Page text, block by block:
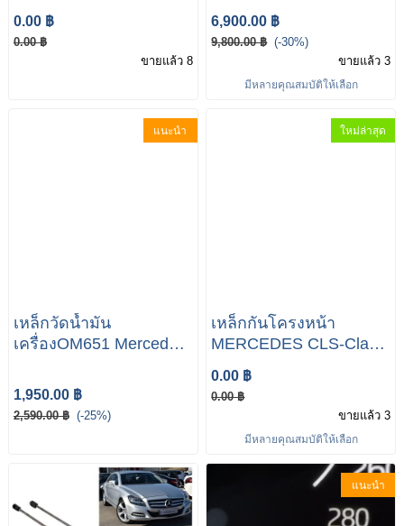
W218Water Pump
A6512007701
0.00 ฿
0.00 ฿
ขายแล้ว 8
FRONT UNDER
ENGINE DEFLECTOR
COVER SHIELD
6,900.00 ฿
9,800.00 ฿ (-30%)
ขายแล้ว 3
มีหลายคุณสมบัติให้เลือก
แนะนำ
เหล็กวัดน้ำมัน
เครื่องOM651 Mercedes-
1,950.00 ฿
2,590.00 ฿ (-25%)
ใหม่ล่าสุด
เหล็กกันโครงหน้า
MERCEDES CLS-Class
W218 Front Anti Roll
Bar A218 323 03 65
#เหล็กกันโครงหน้าCLS
#เหล็กกันโครงหน้าbenz
A212 320 11 89
0.00 ฿
0.00 ฿
ขายแล้ว 3
มีหลายคุณสมบัติให้เลือก
แนะนำ